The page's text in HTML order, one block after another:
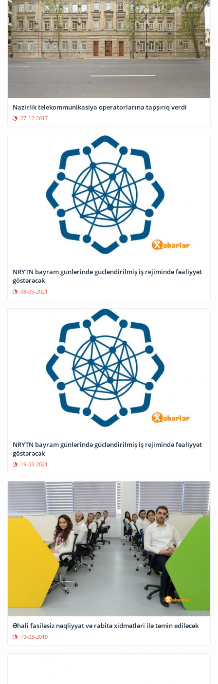
Nazirlik telekommunikasiya operatorlarına tapşırıq verdi
27-12-2017
NRYTN bayram günlərində gücləndirilmiş iş rejimində fəaliyyət
göstərəcək
08-05-2021
NRYTN bayram günlərində gücləndirilmiş iş rejimində fəaliyyət
göstərəcək
19-03-2021
Əhali fasiləsiz nəqliyyat və rabitə xidmətləri ilə təmin ediləcək
19-03-2019